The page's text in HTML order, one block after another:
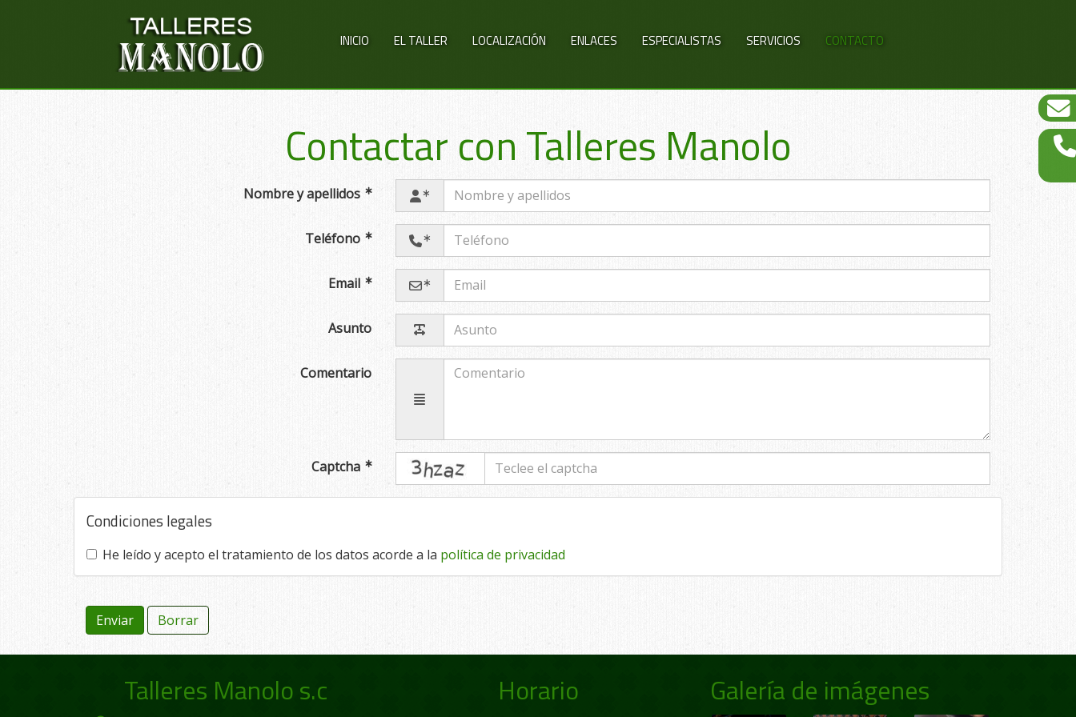
INICIO EL TALLER LOCALIZACIÓN ENLACES ESPECIALISTAS SERVICIOS CONTACTO
Contactar con Talleres Manolo
Nombre y apellidos
Teléfono
Email
Asunto
Comentario
Captcha captcha
Condiciones legales
He leído y acepto el tratamiento de los datos acorde a la política de privacidad
Enviar Borrar
Talleres Manolo s.c Horario Galería de imágenes